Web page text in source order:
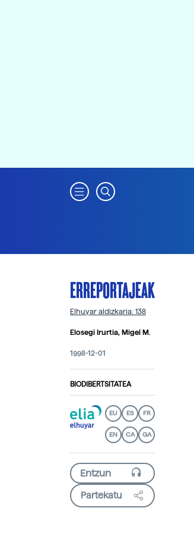
ERREPORTAJEAK
Elhuyar aldizkaria: 138
Elosegi Irurtia, Migel M.
1998-12-01
BIODIBERTSITATEA
EU ES FR
EN CA GA
Partekatu